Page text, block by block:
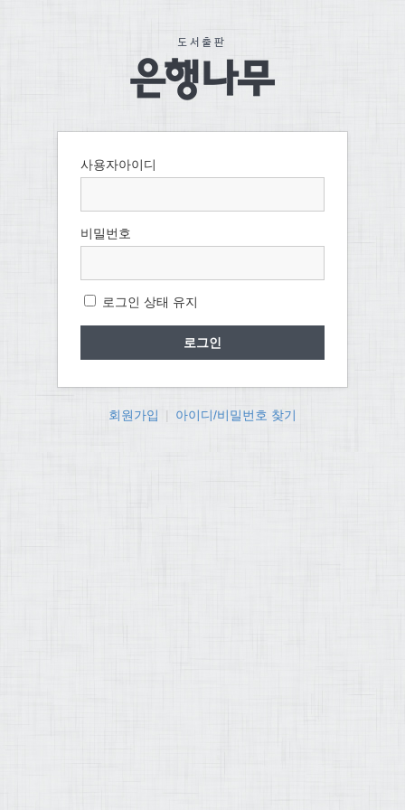
사용자아이디
비밀번호
로그인 상태 유지
회원가입 아이디/비밀번호 찾기